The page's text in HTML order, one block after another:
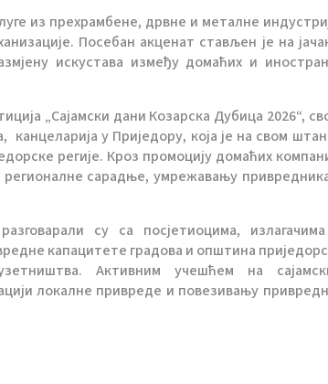
из прехрамбене, дрвне и металне
Посебан акценат стављен је на
искустава између домаћих и
„Сајамски дани Козарска Дубица 2026“,
у Приједору, која је на свом
регије. Кроз промоцију домаћих
сарадње, умрежавању
су са посјетиоцима,
капацитете градова и општина
Активним учешћем на
локалне привреде и повезивању